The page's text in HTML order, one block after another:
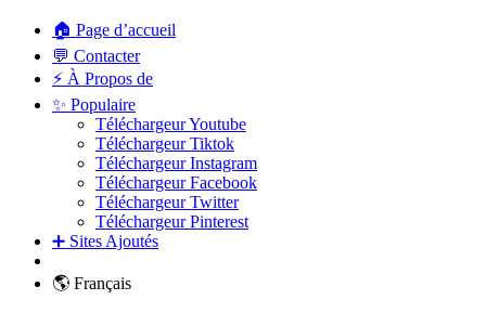
🏠 Page d’accueil
💬 Contacter
⚡ À Propos de
✨ Populaire
Téléchargeur Youtube
Téléchargeur Tiktok
Téléchargeur Instagram
Téléchargeur Facebook
Téléchargeur Twitter
Téléchargeur Pinterest
➕ Sites Ajoutés
🌎 Français